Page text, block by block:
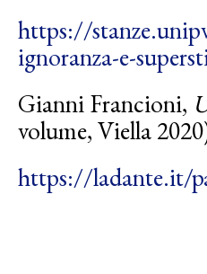
https://
ignoranza-e-
Gianni Francioni,
volume, Viella
https://ladante.it/